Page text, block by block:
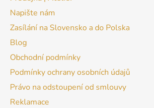
Napište nám
Zasílání na Slovensko a do Polska
Blog
Obchodní podmínky
Podmínky ochrany osobních údajů
Právo na odstoupení od smlouvy
Reklamace